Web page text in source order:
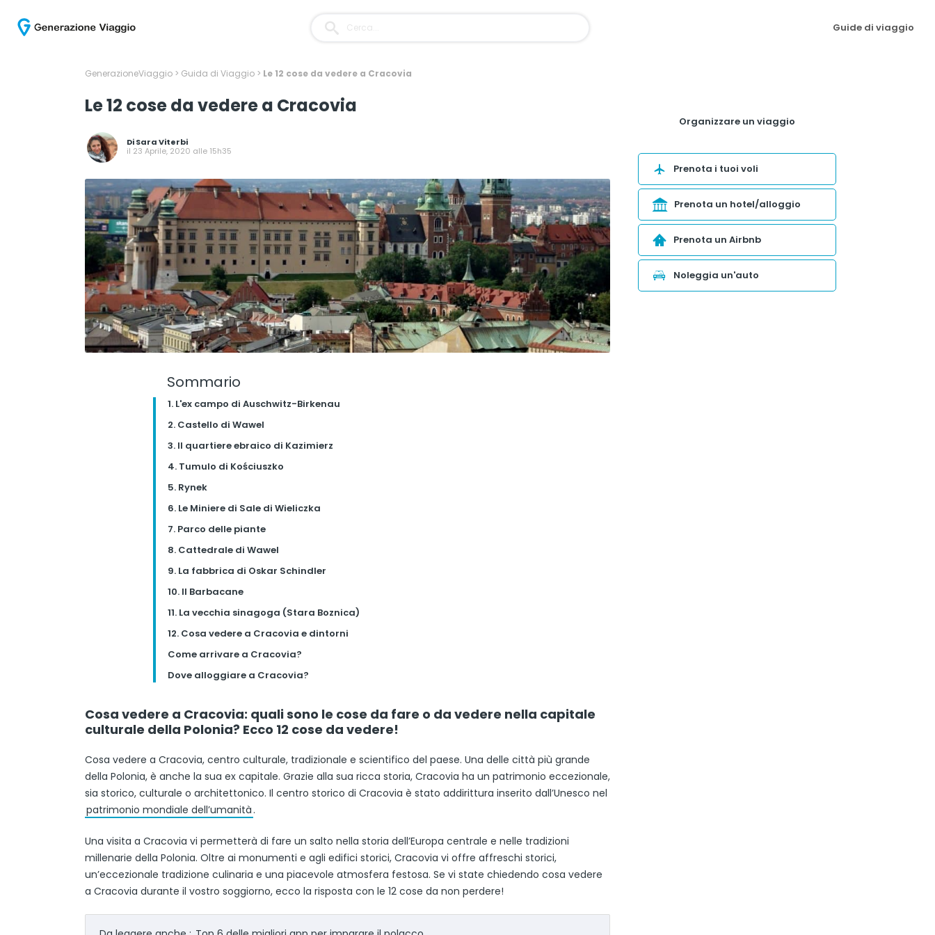
Guide di viaggio
GenerazioneViaggio > Guida di Viaggio > Le 12 cose da vedere a Cracovia
Le 12 cose da vedere a Cracovia
DiSara Viterbi
il 23 Aprile, 2020 alle 15h35
Sommario
1. L'ex campo di Auschwitz-Birkenau
2. Castello di Wawel
3. Il quartiere ebraico di Kazimierz
4. Tumulo di Kościuszko
5. Rynek
6. Le Miniere di Sale di Wieliczka
7. Parco delle piante
8. Cattedrale di Wawel
9. La fabbrica di Oskar Schindler
10. Il Barbacane
11. La vecchia sinagoga (Stara Boznica)
12. Cosa vedere a Cracovia e dintorni
Come arrivare a Cracovia?
Dove alloggiare a Cracovia?
Cosa vedere a Cracovia: quali sono le cose da fare o da vedere nella capitale
culturale della Polonia? Ecco 12 cose da vedere!
Cosa vedere a Cracovia, centro culturale, tradizionale e scientifico del paese. Una delle città più grande
della Polonia, è anche la sua ex capitale. Grazie alla sua ricca storia, Cracovia ha un patrimonio eccezionale,
sia storico, culturale o architettonico. Il centro storico di Cracovia è stato addirittura inserito dall’Unesco nel
patrimonio mondiale dell’umanità .
Una visita a Cracovia vi permetterà di fare un salto nella storia dell’Europa centrale e nelle tradizioni
millenarie della Polonia. Oltre ai monumenti e agli edifici storici, Cracovia vi offre affreschi storici,
un’eccezionale tradizione culinaria e una piacevole atmosfera festosa. Se vi state chiedendo cosa vedere
a Cracovia durante il vostro soggiorno, ecco la risposta con le 12 cose da non perdere!
Organizzare un viaggio
Prenota i tuoi voli
Prenota un hotel/alloggio
Prenota un Airbnb
Noleggia un'auto